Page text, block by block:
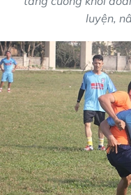
luyện,